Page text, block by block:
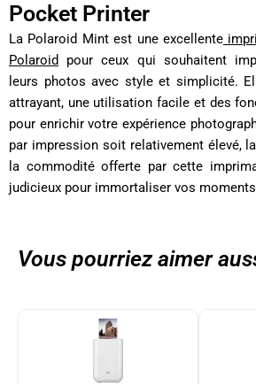
Pocket Printer
La Polaroid Mint est une excellente
Polaroid pour ceux qui souhaitent
leurs photos avec style et simplicité.
attrayant, une utilisation facile et des
pour enrichir votre expérience
par impression soit relativement élevé,
la commodité offerte par cette
judicieux pour immortaliser vos
Vous pourriez aimer